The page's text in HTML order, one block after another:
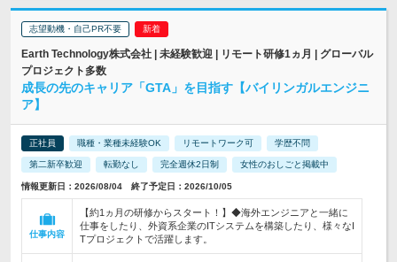
志望動機・自己PR不要
Earth Technology株式会社 | 未経験歓迎 | リモート研修1ヵ月 | グローバル
プロジェクト多数
成長の先のキャリア「GTA」を目指す【バイリンガルエンジニ
ア】
正社員 職種・業種未経験OK リモートワーク可 学歴不問
第二新卒歓迎 転勤なし 完全週休2日制 女性のおしごと掲載中
情報更新日：2026/08/04 終了予定日：2026/10/05
仕事内容
【約1ヵ月の研修からスタート！】◆海外エンジニアと一緒に
仕事をしたり、外資系企業のITシステムを構築したり、様々なI
Tプロジェクトで活躍します。